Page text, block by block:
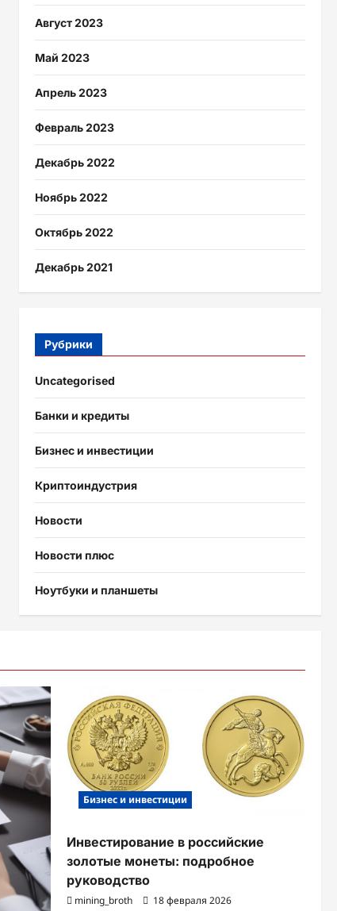
Август 2023
Май 2023
Апрель 2023
Февраль 2023
Декабрь 2022
Ноябрь 2022
Октябрь 2022
Декабрь 2021
Рубрики
Uncategorised
Банки и кредиты
Бизнес и инвестиции
Криптоиндустрия
Новости
Новости плюс
Ноутбуки и планшеты
Бизнес и инвестиции
Инвестирование в российские
золотые монеты: подробное
руководство
mining_broth 18 февраля 2026